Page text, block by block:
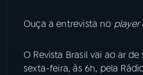
Ouça a entrevista no player
O Revista Brasil vai ao ar de
sexta-feira, às 6h, pela